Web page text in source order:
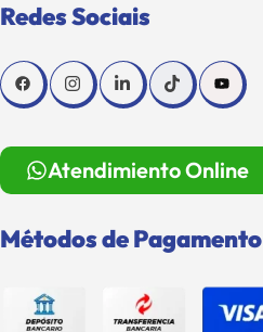
Redes Sociais
Atendimiento Online
Métodos de Pagamento